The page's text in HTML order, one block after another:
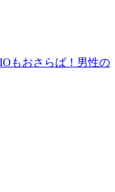
もおさらば！男性の